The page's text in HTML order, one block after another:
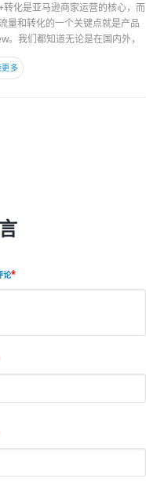
转化是亚马逊商家运营的核心，而
量和转化的一个关键点就是产品
。我们都知道无论是在国内外，
更多
论